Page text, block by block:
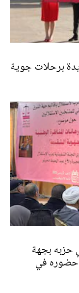
برحلات جوية
حزبه بجهة
حضوره في